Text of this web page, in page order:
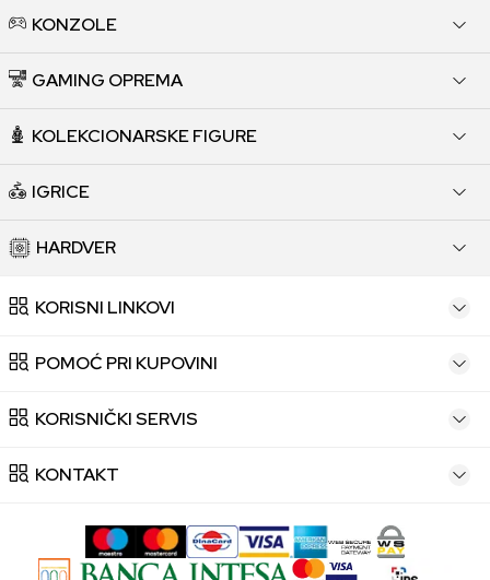
KONZOLE
GAMING OPREMA
KOLEKCIONARSKE FIGURE
IGRICE
HARDVER
KORISNI LINKOVI
POMOĆ PRI KUPOVINI
KORISNIČKI SERVIS
KONTAKT